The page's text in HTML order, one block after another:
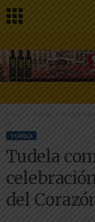
Inicio Tudela
Tudela
TUDELA
Tudela
del